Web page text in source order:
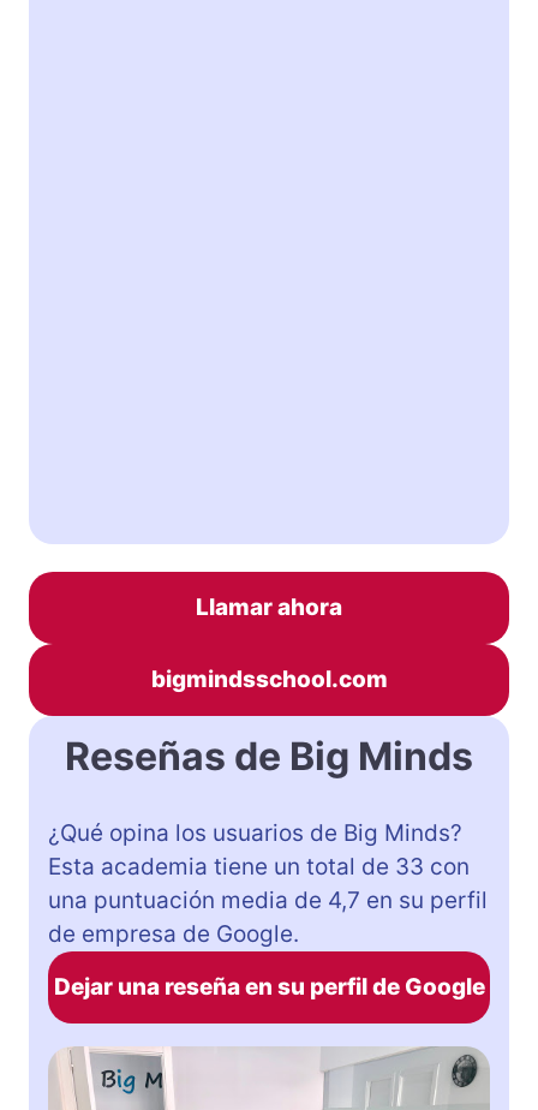
Llamar ahora
bigmindsschool.com
Reseñas de Big Minds
¿Qué opina los usuarios de Big Minds?
Esta academia tiene un total de 33 con
una puntuación media de 4,7 en su perfil
de empresa de Google.
Dejar una reseña en su perfil de Google